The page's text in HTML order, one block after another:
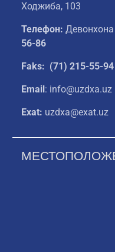
Ходжиба, 103
Телефон:
56-86
Faks: (71) 215-55-94
Email:
Exat: uzdxa@exat.uz